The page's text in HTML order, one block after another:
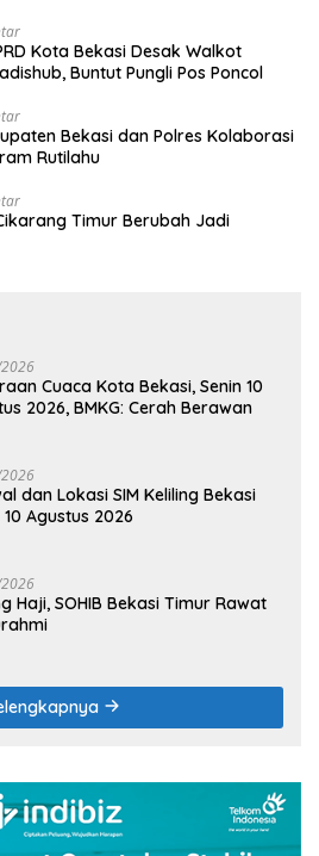
Kota Bekasi Desak Walkot
Buntut Pungli Pos Poncol
Bekasi dan Polres Kolaborasi
Rutilahu
Timur Berubah Jadi
Cuaca Kota Bekasi, Senin 10
2026, BMKG: Cerah Berawan
dan Lokasi SIM Keliling Bekasi
10 Agustus 2026
Haji, SOHIB Bekasi Timur Rawat